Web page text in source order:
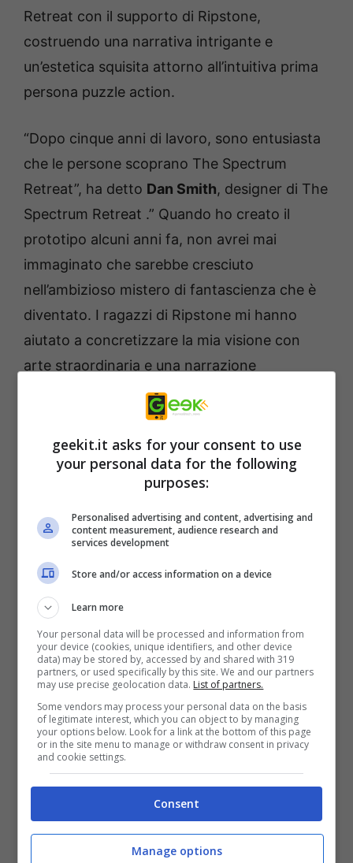
Retreat con il supporto di Ripstone,
costruendo una narrativa intrigante e
un’estetica squisita attorno all’intuitiva prima
persona puzzle action.
“Dopo cinque anni di lavoro, sono entusiasta
che le persone scoprano The Spectrum
Retreat”, ha detto Dan Smith, designer di The
Spectrum Retreat .” Quando ho creato il
prototipo alcuni anni fa, non avrei mai
immaginato che sarebbe cresciuto
nell’ambizioso mistero di fantascienza che è
diventato. I ragazzi di Ripstone mi hanno
aiutato a concretizzare la mia visione con
arte straordinaria e una narrazione
” Da quando abbiamo visto il suo prototipo
premiato, sapevamo che Dan Smith era un
talento importante ed è stato un onore
aiutarlo a portare questo progetto alla fine,
“ha dichiarato Matt Southern, Responsabile
dello sviluppo di Ripstone Games.” Il design di
puzzle di Dan è diventato più forte nel corso
degli anni, e ora supporta un’avventura
narrativa emotiva e intelligente, di interesse
geekit.it asks for your consent to use
your personal data for the following
purposes:
Personalised advertising and content, advertising and
content measurement, audience research and
services development
Store and/or access information on a device
Learn more
Your personal data will be processed and information from
your device (cookies, unique identifiers, and other device
data) may be stored by, accessed by and shared with 319
partners, or used specifically by this site. We and our partners
may use precise geolocation data. List of partners.
Some vendors may process your personal data on the basis
of legitimate interest, which you can object to by managing
your options below. Look for a link at the bottom of this page
or in the site menu to manage or withdraw consent in privacy
and cookie settings.
Consent
Manage options